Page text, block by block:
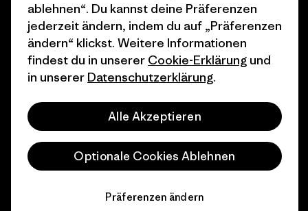
© 2026 Patagonia, Inc. All Rights Reserved.
Deutsch
ablehnen“. Du kannst deine Präferenzen
jederzeit ändern, indem du auf „Präferenzen
ändern“ klickst. Weitere Informationen
findest du in unserer Cookie-Erklärung und
in unserer Datenschutzerklärung.
Alle Akzeptieren
Optionale Cookies Ablehnen
Präferenzen ändern